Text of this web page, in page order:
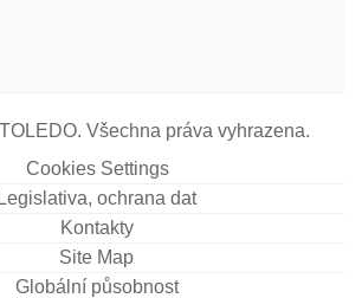
Všechna práva vyhrazena.
Cookies Settings
Legislativa, ochrana dat
Kontakty
Site Map
Globální působnost